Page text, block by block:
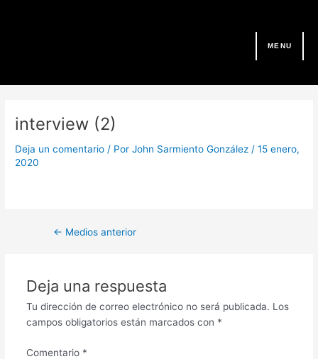
MENU
interview (2)
Deja un comentario / PorJohn Sarmiento González /15 enero,
2020
entradas
← Medios anterior
Deja una respuesta
Tu dirección de correo electrónico no será publicada. Los
campos obligatorios están marcados con *
Comentario *